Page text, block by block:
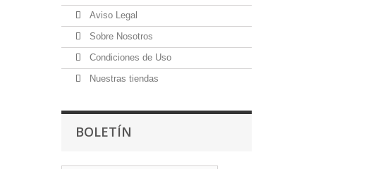
Aviso Legal
Sobre Nosotros
Condiciones de Uso
Nuestras tiendas
BOLETÍN